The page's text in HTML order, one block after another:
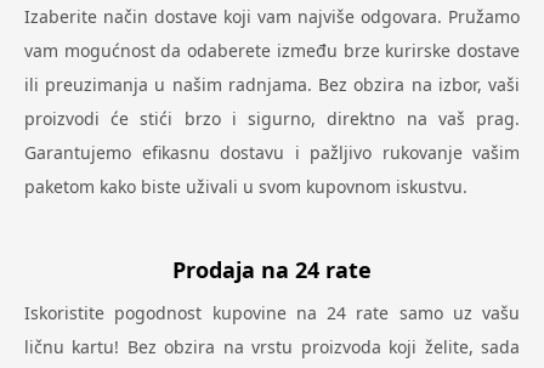
Izaberite način dostave koji vam najviše odgovara. Pružamo
vam mogućnost da odaberete između brze kurirske dostave
ili preuzimanja u našim radnjama. Bez obzira na izbor, vaši
proizvodi će stići brzo i sigurno, direktno na vaš prag.
Garantujemo efikasnu dostavu i pažljivo rukovanje vašim
paketom kako biste uživali u svom kupovnom iskustvu.
Prodaja na 24 rate
Iskoristite pogodnost kupovine na 24 rate samo uz vašu
ličnu kartu! Bez obzira na vrstu proizvoda koji želite, sada